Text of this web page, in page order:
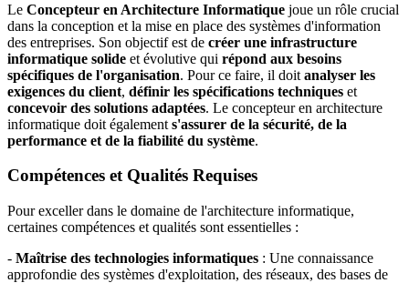
Le Concepteur en Architecture Informatique joue un rôle crucial
dans la conception et la mise en place des systèmes d'information
des entreprises. Son objectif est de créer une infrastructure
informatique solide et évolutive qui répond aux besoins
spécifiques de l'organisation. Pour ce faire, il doit analyser les
exigences du client, définir les spécifications techniques et
concevoir des solutions adaptées. Le concepteur en architecture
informatique doit également s'assurer de la sécurité, de la
performance et de la fiabilité du système.
Compétences et Qualités Requises
Pour exceller dans le domaine de l'architecture informatique,
certaines compétences et qualités sont essentielles :
- Maîtrise des technologies informatiques : Une connaissance
approfondie des systèmes d'exploitation, des réseaux, des bases de